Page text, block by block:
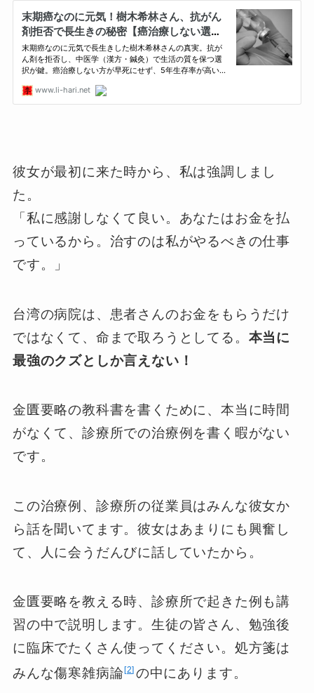
彼女が最初に来た時から、私は強調しまし
た。
「私に感謝しなくて良い。あなたはお金を払
っているから。治すのは私がやるべきの仕事
です。」
台湾の病院は、患者さんのお金をもらうだけ
ではなくて、命まで取ろうとしてる。 本当に
最強のクズとしか言えない！
金匱要略の教科書を書くために、本当に時間
がなくて、診療所での治療例を書く暇がない
です。
この治療例、診療所の従業員はみんな彼女か
ら話を聞いてます。彼女はあまりにも興奮し
て、人に会うだんびに話していたから。
金匱要略を教える時、診療所で起きた例も講
習の中で説明します。生徒の皆さん、勉強後
に臨床でたくさん使ってください。処方箋は
みんな傷寒雑病論 2 の中にあります。